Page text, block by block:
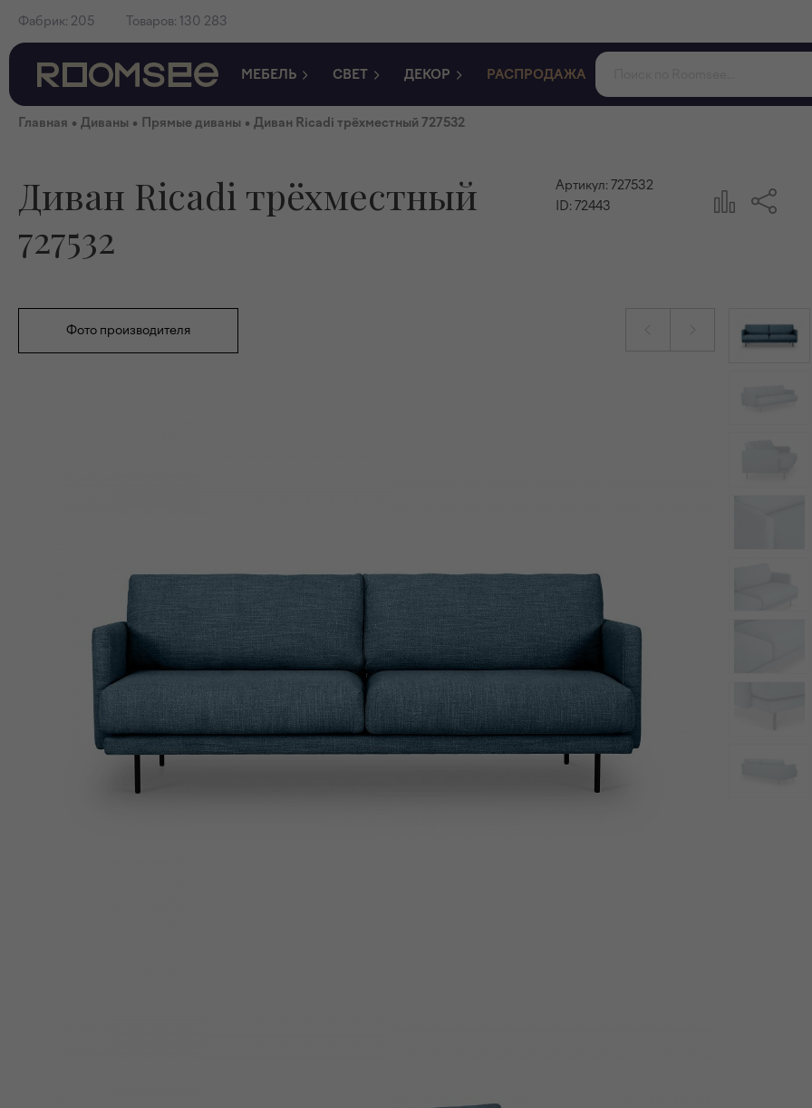
Фабрик: 205 Товаров: 130 283
МЕБЕЛЬ СВЕТ ДЕКОР РАСПРОДАЖА
Главная • Диваны • Прямые диваны • Диван Ricadi трёхместный 727532
Диван Ricadi трёхместный
727532
Артикул: 727532
ID: 72443
Фото производителя